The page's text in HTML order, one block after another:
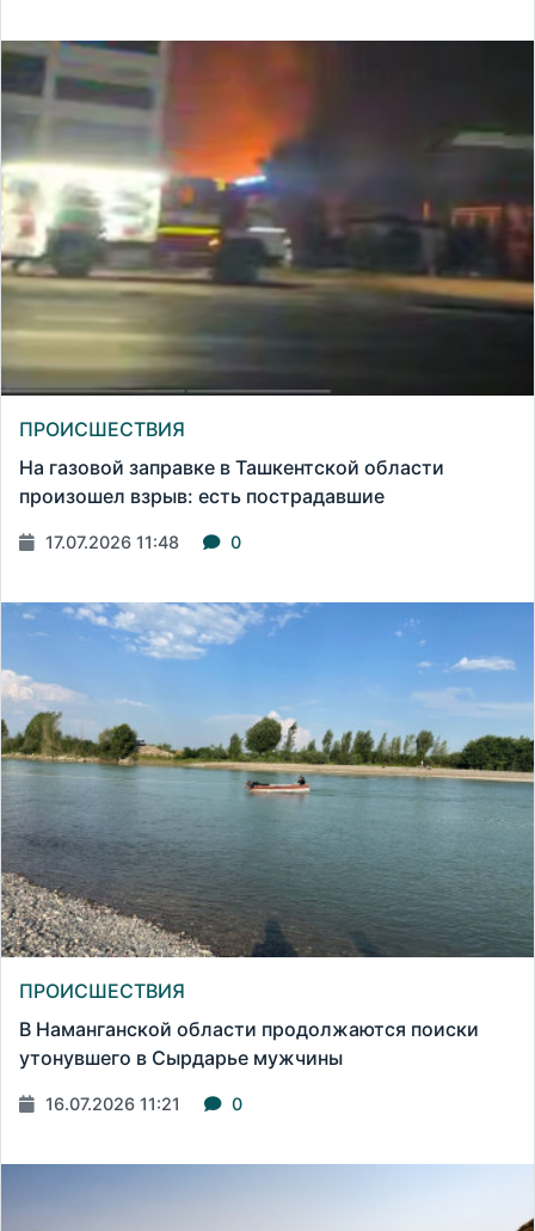
ПРОИСШЕСТВИЯ
На газовой заправке в Ташкентской области
произошел взрыв: есть пострадавшие
17.07.2026 11:48 0
ПРОИСШЕСТВИЯ
В Наманганской области продолжаются поиски
утонувшего в Сырдарье мужчины
16.07.2026 11:21 0